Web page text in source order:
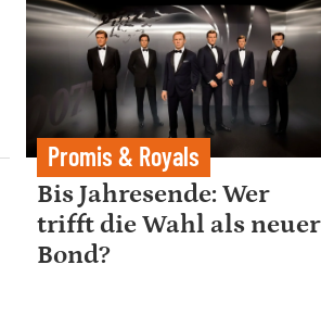
Promis & Royals
Bis Jahresende: Wer
trifft die Wahl als neuer
Bond?